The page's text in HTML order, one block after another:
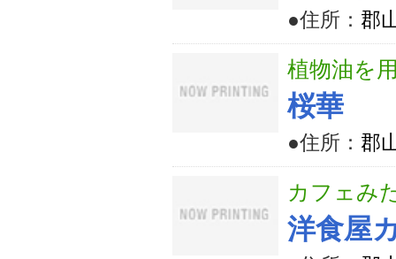
●住所： 郡
植物油を
桜華
●住所： 郡
カフェみ
洋食屋